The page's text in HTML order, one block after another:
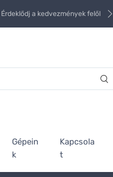
Érdeklődj a kedvezmények felől
Gépein
k
Kapcsola
t